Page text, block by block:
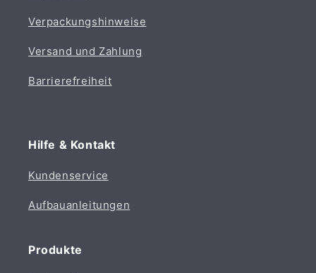
Verpackungshinweise
Versand und Zahlung
Barrierefreiheit
Hilfe & Kontakt
Kundenservice
Aufbauanleitungen
Produkte